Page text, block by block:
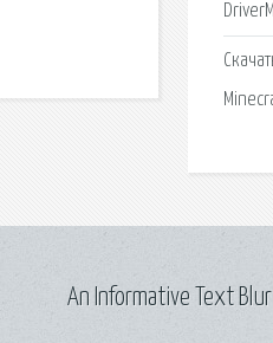
An Informative Text